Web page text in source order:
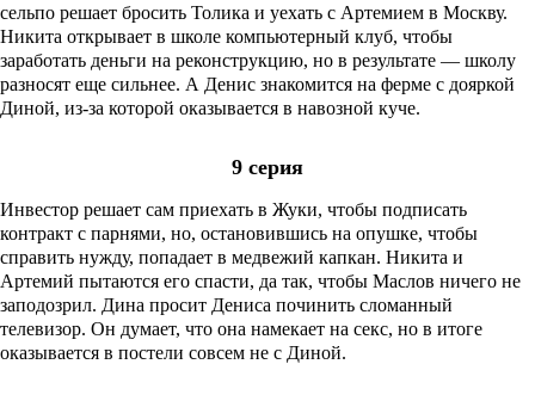
сельпо решает бросить Толика и уехать с Артемием в Москву.
Никита открывает в школе компьютерный клуб, чтобы
заработать деньги на реконструкцию, но в результате — школу
разносят еще сильнее. А Денис знакомится на ферме с дояркой
Диной, из-за которой оказывается в навозной куче.
9 серия
Инвестор решает сам приехать в Жуки, чтобы подписать
контракт с парнями, но, остановившись на опушке, чтобы
справить нужду, попадает в медвежий капкан. Никита и
Артемий пытаются его спасти, да так, чтобы Маслов ничего не
заподозрил. Дина просит Дениса починить сломанный
телевизор. Он думает, что она намекает на секс, но в итоге
оказывается в постели совсем не с Диной.